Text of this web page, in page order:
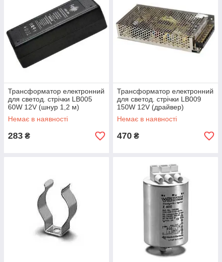
Трансформатор електронний
для светод. стрічки LB005
60W 12V (шнур 1,2 м)
Немає в наявності
283 ₴
Трансформатор електронний
для светод. стрічки LB009
150W 12V (драйвер)
Немає в наявності
470 ₴